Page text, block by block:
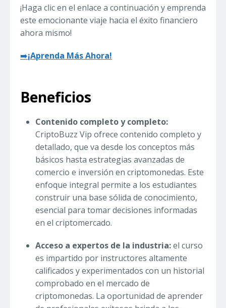
¡Haga clic en el enlace a continuación y emprenda
este emocionante viaje hacia el éxito financiero
ahora mismo!
➡️¡Aprenda Más Ahora!
Beneficios
Contenido completo y completo:
CriptoBuzz Vip ofrece contenido completo y
detallado, que va desde los conceptos más
básicos hasta estrategias avanzadas de
comercio e inversión en criptomonedas. Este
enfoque integral permite a los estudiantes
construir una base sólida de conocimiento,
esencial para tomar decisiones informadas
en el criptomercado.
Acceso a expertos de la industria:el curso
es impartido por instructores altamente
calificados y experimentados con un historial
comprobado en el mercado de
criptomonedas. La oportunidad de aprender